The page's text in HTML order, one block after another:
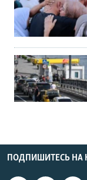
ПОДПИШИТЕСЬ НА